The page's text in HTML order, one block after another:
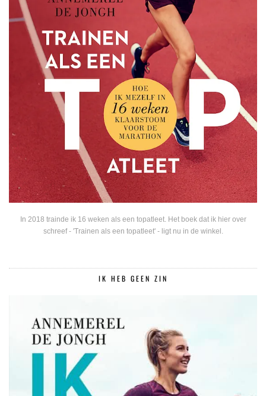
In 2018 trainde ik 16 weken als een topatleet. Het boek dat ik hier over
schreef - 'Trainen als een topatleet' - ligt nu in de winkel.
IK HEB GEEN ZIN